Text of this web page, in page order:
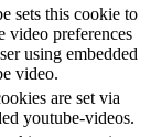
sets this cookie to
video preferences
using embedded
video.
are set via
youtube-videos.